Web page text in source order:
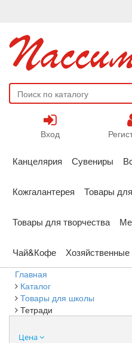
Вход
Канцелярия Сувениры
Кожгалантерея Товары
Товары для творчества
Чай&Кофе
Главная
Каталог
Товары для школы
Тетради
Цена